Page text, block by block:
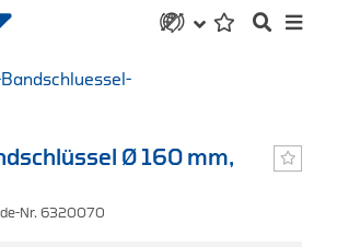
Ø 160 mm,
Nr. 6320070